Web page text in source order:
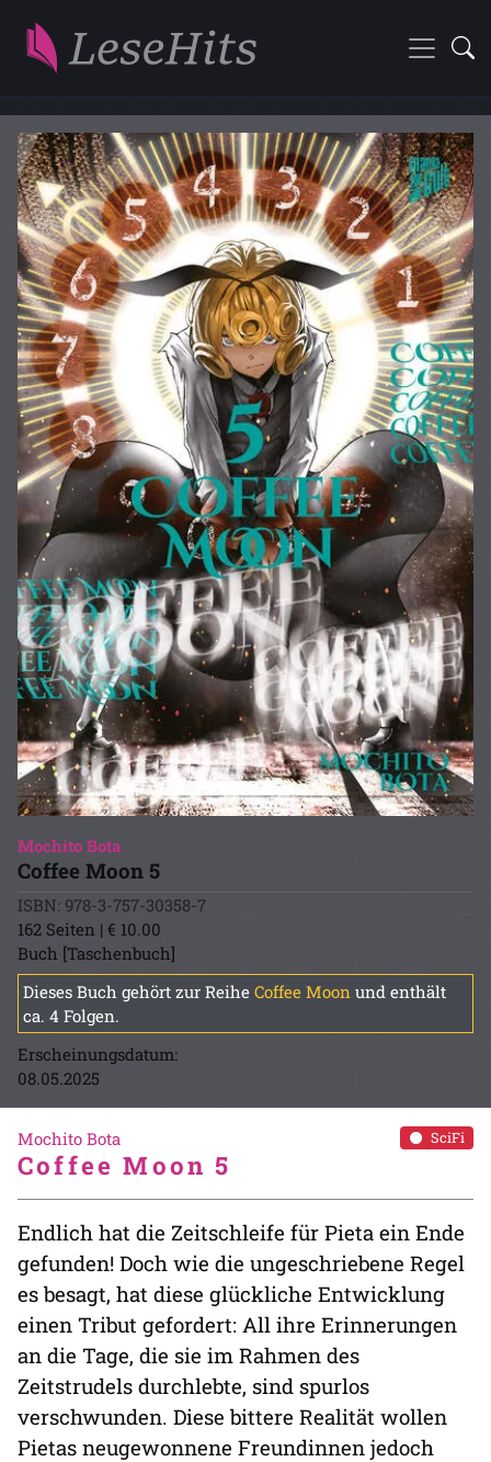
Mochito Bota
Coffee Moon 5
ISBN: 978-3-757-30358-7
162 Seiten | € 10.00
Buch [Taschenbuch]
Dieses Buch gehört zur Reihe Coffee Moon und enthält
ca. 4 Folgen.
Erscheinungsdatum:
08.05.2025
SciFi
Mochito Bota
Coffee Moon 5
Endlich hat die Zeitschleife für Pieta ein Ende
gefunden! Doch wie die ungeschriebene Regel
es besagt, hat diese glückliche Entwicklung
einen Tribut gefordert: All ihre Erinnerungen
an die Tage, die sie im Rahmen des
Zeitstrudels durchlebte, sind spurlos
verschwunden. Diese bittere Realität wollen
Pietas neugewonnene Freundinnen jedoch